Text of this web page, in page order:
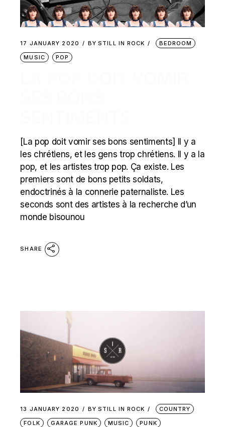
17 JANUARY 2020 BY STILL IN ROCK
BEDROOM
MUSIC
POP
[La pop doit vomir ses bons sentiments] Il y a
les chrétiens, et les gens trop chrétiens. Il y a la
pop, et les artistes trop pop. Ça existe. Les
premiers sont de bons petits soldats,
endoctrinés à la connerie paternaliste. Les
seconds sont des artistes à la recherche d’un
monde bisounou
SHARE
13 JANUARY 2020 BY STILL IN ROCK
COUNTRY
FOLK
GARAGE PUNK MUSIC PUNK